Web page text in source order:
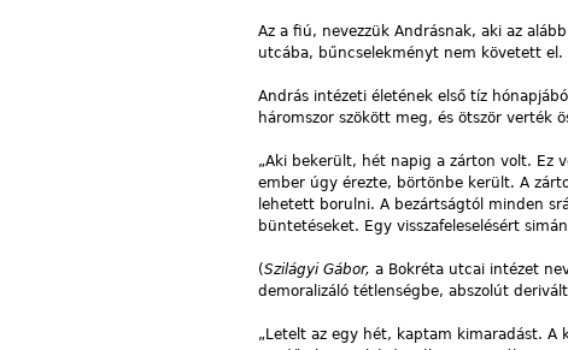
Az a fiú, nevezzük Andrásnak, aki az
utcába, bűncselekményt nem követett el.
András intézeti életének első tíz
háromszor szökött meg, és ötször verték
„Aki bekerült, hét napig a zárton volt. Ez
ember úgy érezte, börtönbe került. A
lehetett borulni. A bezártságtól minden
büntetéseket. Egy visszafeleselésért
(Szilágyi Gábor, a Bokréta utcai intézet
demoralizáló tétlenségbe, abszolút
„Letelt az egy hét, kaptam kimaradást. A